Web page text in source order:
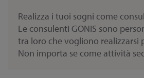
Realizza i tuoi sogni come
Le consulenti GONIS sono
tra loro che vogliono realizzarsi
Non importa se come attività